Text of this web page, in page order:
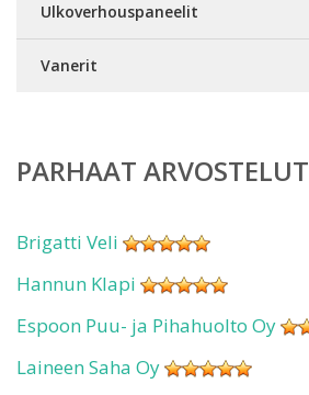
Ulkoverhouspaneelit
Vanerit
PARHAAT ARVOSTELUT
Brigatti Veli
Hannun Klapi
Espoon Puu- ja Pihahuolto Oy
Laineen Saha Oy